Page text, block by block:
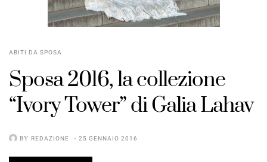
ABITI DA SPOSA
Sposa 2016, la collezione
“Ivory Tower”diGalia Lahav
BY REDAZIONE 25 GENNAIO 2016